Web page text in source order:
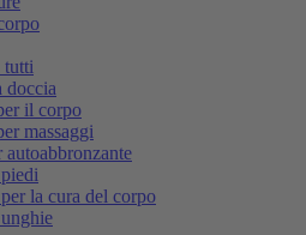
tutti
doccia
il corpo
massaggi
autoabbronzante
la cura del corpo